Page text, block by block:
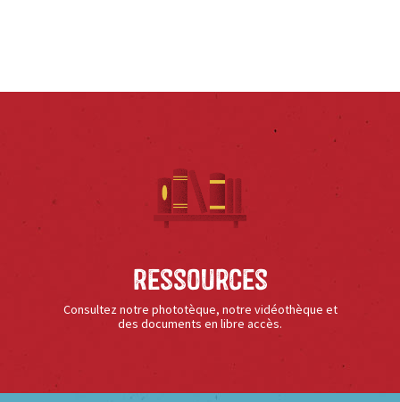
Ressources
Consultez notre phototèque, notre vidéothèque et
des documents en libre accès.